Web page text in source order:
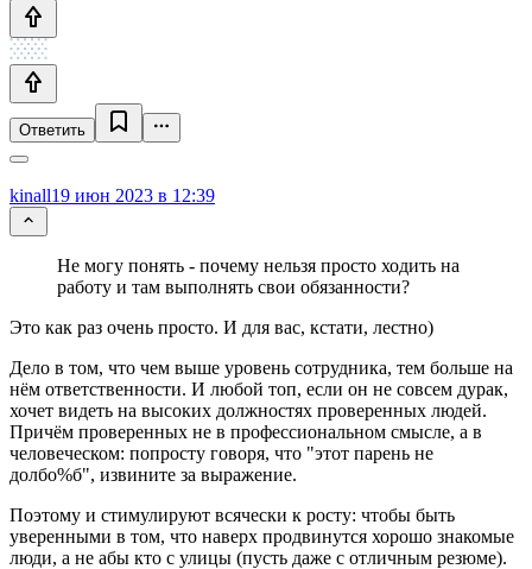
Ответить
kinall19 июн 2023 в 12:39
Не могу понять - почему нельзя просто ходить на
работу и там выполнять свои обязанности?
Это как раз очень просто. И для вас, кстати, лестно)
Дело в том, что чем выше уровень сотрудника, тем больше на
нём ответственности. И любой топ, если он не совсем дурак,
хочет видеть на высоких должностях проверенных людей.
Причём проверенных не в профессиональном смысле, а в
человеческом: попросту говоря, что "этот парень не
долбо%б", извините за выражение.
Поэтому и стимулируют всячески к росту: чтобы быть
уверенными в том, что наверх продвинутся хорошо знакомые
люди, а не абы кто с улицы (пусть даже с отличным резюме).